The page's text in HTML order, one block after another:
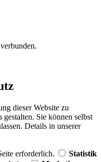
verbunden.
dieser Website zu
Sie können selbst
Details in unserer
erforderlich.
Statistik